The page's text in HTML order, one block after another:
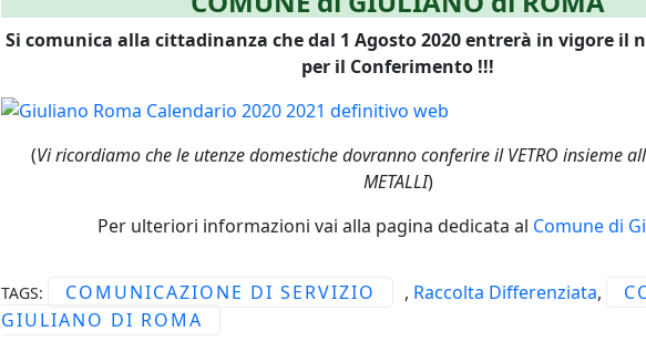
Si comunica alla cittadinanza che dal 1 Agosto 2020 entrerà in vigore il
per il Conferimento !!!
(Vi ricordiamo che le utenze domestiche dovranno conferire il VETRO insieme
METALLI)
Per ulteriori informazioni vai alla pagina dedicata al Comune di
TAGS: COMUNICAZIONE DI SERVIZIO , Raccolta Differenziata,
GIULIANO DI ROMA